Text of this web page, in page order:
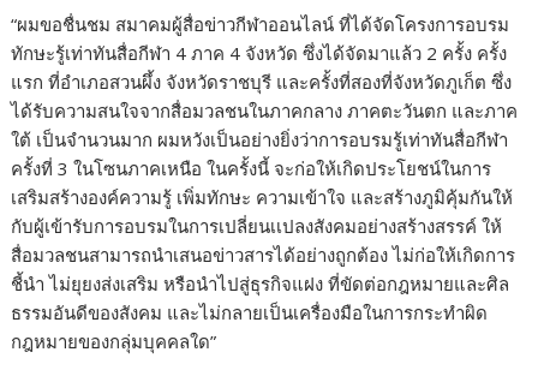
“ผมขอชื่นชม สมาคมผู้สื่อข่าวกีฬาออนไลน์ ที่ได้จัดโครงการอบรม
ทักษะรู้เท่าทันสื่อกีฬา 4 ภาค 4 จังหวัด ซึ่งได้จัดมาแล้ว 2 ครั้ง ครั้ง
แรก ที่อำเภอสวนผึ้ง จังหวัดราชบุรี และครั้งที่สองที่จังหวัดภูเก็ต ซึ่ง
ได้รับความสนใจจากสื่อมวลชนในภาคกลาง ภาคตะวันตก และภาค
ใต้ เป็นจำนวนมาก ผมหวังเป็นอย่างยิ่งว่าการอบรมรู้เท่าทันสื่อกีฬา
ครั้งที่ 3 ในโซนภาคเหนือ ในครั้งนี้ จะก่อให้เกิดประโยชน์ในการ
เสริมสร้างองค์ความรู้ เพิ่มทักษะ ความเข้าใจ และสร้างภูมิคุ้มกันให้
กับผู้เข้ารับการอบรมในการเปลี่ยนเเปลงสังคมอย่างสร้างสรรค์ ให้
สื่อมวลชนสามารถนำเสนอข่าวสารได้อย่างถูกต้อง ไม่ก่อให้เกิดการ
ชี้นำ ไม่ยุยงส่งเสริม หรือนำไปสู่ธุรกิจแฝง ที่ขัดต่อกฎหมายและศิล
ธรรมอันดีของสังคม และไม่กลายเป็นเครื่องมือในการกระทำผิด
กฎหมายของกลุ่มบุคคลใด”